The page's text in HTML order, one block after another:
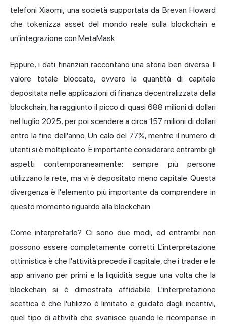
telefoni Xiaomi, una società supportata da Brevan Howard
che tokenizza asset del mondo reale sulla blockchain e
un'integrazione con MetaMask.
Eppure, i dati finanziari raccontano una storia ben diversa. Il
valore totale bloccato, ovvero la quantità di capitale
depositata nelle applicazioni di finanza decentralizzata della
blockchain, ha raggiunto il picco di quasi 688 milioni di dollari
nel luglio 2025, per poi scendere a circa 157 milioni di dollari
entro la fine dell'anno. Un calo del 77%, mentre il numero di
utenti si è moltiplicato. È importante considerare entrambi gli
aspetti contemporaneamente: sempre più persone
utilizzano la rete, ma vi è depositato meno capitale. Questa
divergenza è l'elemento più importante da comprendere in
questo momento riguardo alla blockchain.
Come interpretarlo? Ci sono due modi, ed entrambi non
possono essere completamente corretti. L'interpretazione
ottimistica è che l'attività precede il capitale, che i trader e le
app arrivano per primi e la liquidità segue una volta che la
blockchain si è dimostrata affidabile. L'interpretazione
scettica è che l'utilizzo è limitato e guidato dagli incentivi,
quel tipo di attività che svanisce quando le ricompense in